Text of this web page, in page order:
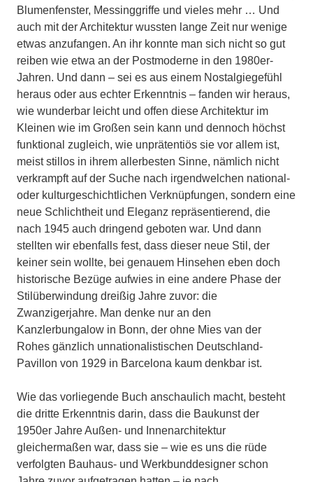
Blumenfenster, Messinggriffe und vieles mehr … Und
auch mit der Architektur wussten lange Zeit nur wenige
etwas anzufangen. An ihr konnte man sich nicht so gut
reiben wie etwa an der Postmoderne in den 1980er-
Jahren. Und dann – sei es aus einem Nostalgiegefühl
heraus oder aus echter Erkenntnis – fanden wir heraus,
wie wunderbar leicht und offen diese Architektur im
Kleinen wie im Großen sein kann und dennoch höchst
funktional zugleich, wie unprätentiös sie vor allem ist,
meist stillos in ihrem allerbesten Sinne, nämlich nicht
verkrampft auf der Suche nach irgendwelchen national-
oder kulturgeschichtlichen Verknüpfungen, sondern eine
neue Schlichtheit und Eleganz repräsentierend, die
nach 1945 auch dringend geboten war. Und dann
stellten wir ebenfalls fest, dass dieser neue Stil, der
keiner sein wollte, bei genauem Hinsehen eben doch
historische Bezüge aufwies in eine andere Phase der
Stilüberwindung dreißig Jahre zuvor: die
Zwanzigerjahre. Man denke nur an den
Kanzlerbungalow in Bonn, der ohne Mies van der
Rohes gänzlich unnationalistischen Deutschland-
Pavillon von 1929 in Barcelona kaum denkbar ist.
Wie das vorliegende Buch anschaulich macht, besteht
die dritte Erkenntnis darin, dass die Baukunst der
1950er Jahre Außen- und Innenarchitektur
gleichermaßen war, dass sie – wie es uns die rüde
verfolgten Bauhaus- und Werkbunddesigner schon